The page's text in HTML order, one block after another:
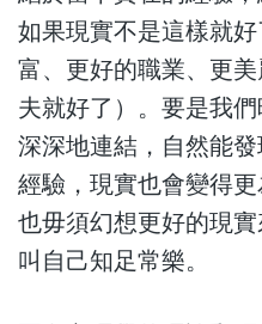
如果現實不是這樣就
富、更好的職業、更
夫就好了）。要是我
深深地連結，自然能
經驗，現實也會變得
也毋須幻想更好的現
叫自己知足常樂。